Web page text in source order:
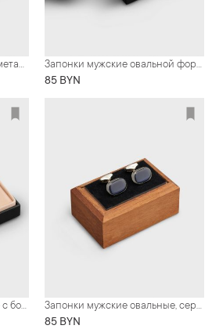
Запонки мужские круглые, металл серебристого цвета с черным Запонки мужские овальной формы с черными вставками
85 BYN
Запонки мужские овальные с бордово-серебристым узором Запонки мужские овальные, серебристый металл с синим "камнем"
85 BYN